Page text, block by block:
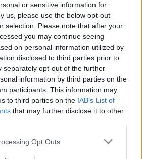
or sensitive information for
us, please use the below opt-out
selection. Please note that after your
you may continue seeing
on personal information utilized by
disclosed to third parties prior to
separately opt-out of the further
information by third parties on the
participants. This information may
to third parties on the IAB’s List of
that may further disclose it to other
Opt Outs
07:30-16:30
07:30-12:00